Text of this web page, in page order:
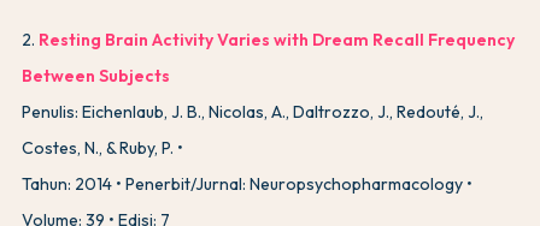
2. Resting Brain Activity Varies with Dream Recall Frequency
Between Subjects
Penulis: Eichenlaub, J. B., Nicolas, A., Daltrozzo, J., Redouté, J.,
Costes, N., & Ruby, P.
Tahun: 2014
Penerbit/Jurnal: Neuropsychopharmacology
Volume: 39
Edisi: 7